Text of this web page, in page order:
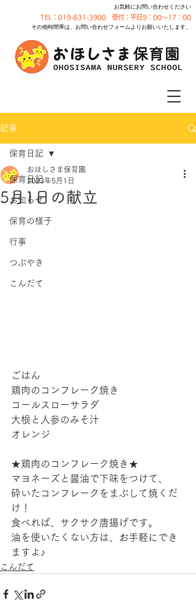
お気軽にお問い合わせください
TEL：019-631-3900 受付：平日9：00～17：00
その他時間帯は、お問い合わせフォームよりお願いいたします。
記事
保育日記
お知らせ
保育の様子
行事
つぶやき
こんだて
保育日記
5月1日の献立
おほしさま保育園
2023年5月1日
ごはん
鶏肉のコンフレーク焼き
コールスローサラダ
大根と人参のみそ汁
オレンジ
★鶏肉のコンフレーク焼き★
マヨネーズと醤油で下味をつけて、
砕いたコンフレークをまぶして焼くだ
け！
食べれば、サクサク唐揚げです。
油を使いたくない方は、お手軽にでき
ますよ♪
こんだて